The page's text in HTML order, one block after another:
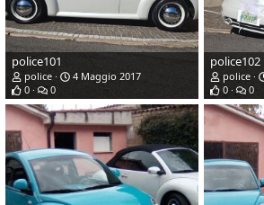
police101
police
4 Maggio 2017
0
0
police102
police
0
0